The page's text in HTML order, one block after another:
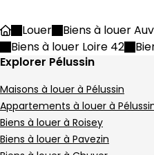
Pélussin - 42410
Maison • 4 pièces • 90 m²
DPE :
G 3 chambres
, ,
116 m²
Aller à l'image1
Aller à l'image2
Aller à l'image3
Aller à l'image4
Aller à l'image5
AccueilLouer
Biens à louer
Biens à louer Loire 42
Explorer Pélussin
Maisons à louer à Pélussin
Appartements à louer à
Biens à louer à Roisey
Biens à louer à Pavezin